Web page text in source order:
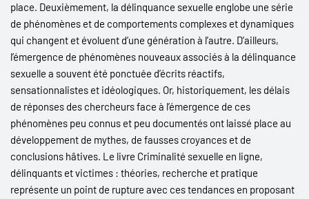
place. Deuxièmement, la délinquance sexuelle englobe une série
de phénomènes et de comportements complexes et dynamiques
qui changent et évoluent d’une génération à l’autre. D’ailleurs,
l’émergence de phénomènes nouveaux associés à la délinquance
sexuelle a souvent été ponctuée d’écrits réactifs,
sensationnalistes et idéologiques. Or, historiquement, les délais
de réponses des chercheurs face à l’émergence de ces
phénomènes peu connus et peu documentés ont laissé place au
développement de mythes, de fausses croyances et de
conclusions hâtives. Le livre Criminalité sexuelle en ligne,
délinquants et victimes : théories, recherche et pratique
représente un point de rupture avec ces tendances en proposant